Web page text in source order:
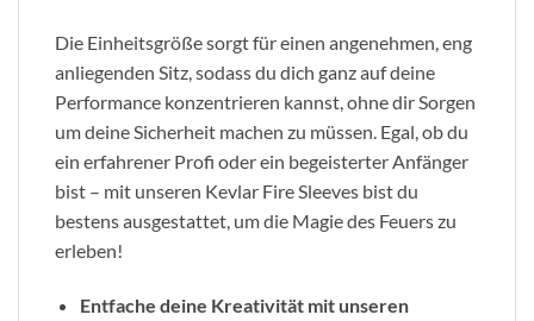
Die Einheitsgröße sorgt für einen angenehmen, eng
anliegenden Sitz, sodass du dich ganz auf deine
Performance konzentrieren kannst, ohne dir Sorgen
um deine Sicherheit machen zu müssen. Egal, ob du
ein erfahrener Profi oder ein begeisterter Anfänger
bist – mit unseren Kevlar Fire Sleeves bist du
bestens ausgestattet, um die Magie des Feuers zu
erleben!
Entfache deine Kreativität mit unseren